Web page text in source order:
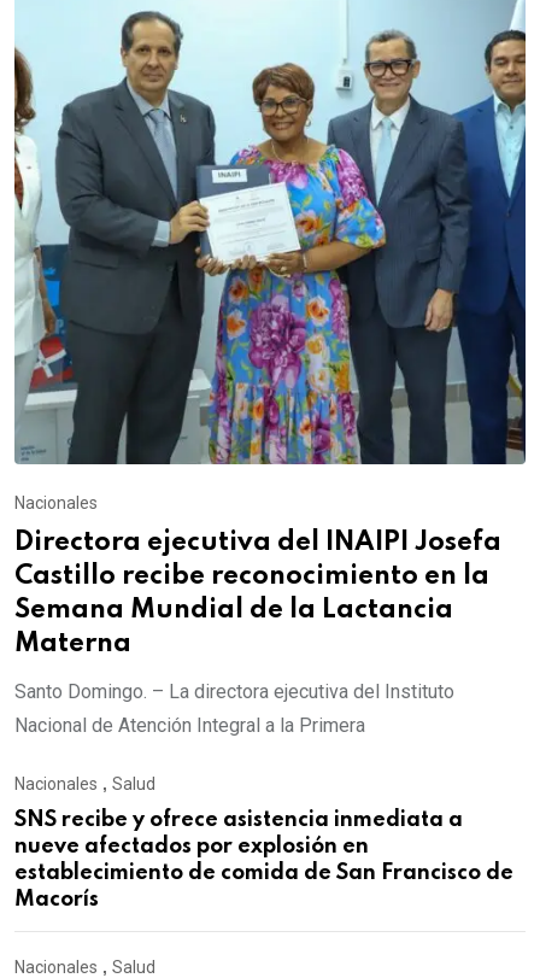
Nacionales
Directora ejecutiva del INAIPI Josefa
Castillo recibe reconocimiento en la
Semana Mundial de la Lactancia
Materna
Santo Domingo. – La directora ejecutiva del Instituto
Nacional de Atención Integral a la Primera
Nacionales , Salud
SNS recibe y ofrece asistencia inmediata a
nueve afectados por explosión en
establecimiento de comida de San Francisco de
Macorís
Nacionales , Salud